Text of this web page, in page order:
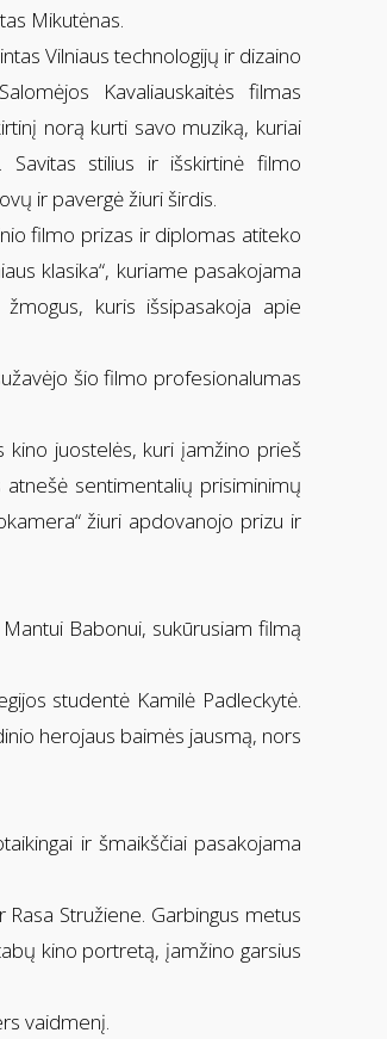
Mikutėnas.
Vilniaus technologijų ir dizaino
Kavaliauskaitės filmas
norą kurti savo muziką, kuriai
Savitas stilius ir išskirtinė filmo
ir pavergė žiuri širdis.
filmo prizas ir diplomas atiteko
klasika“, kuriame pasakojama
kuris išsipasakoja apie
šio filmo profesionalumas
kino juostelės, kuri įamžino prieš
sentimentalių prisiminimų
žiuri apdovanojo prizu ir
Babonui, sukūrusiam filmą
studentė Kamilė Padleckytė.
herojaus baimės jausmą, nors
ir šmaikščiai pasakojama
Stružiene. Garbingus metus
kino portretą, įamžino garsius
vaidmenį.